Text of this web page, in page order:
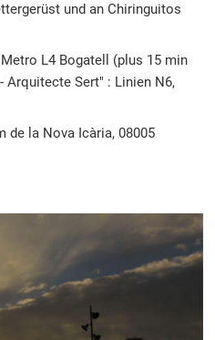
und an Chiringuitos
L4 Bogatell (plus 15 min
Arquitecte Sert" : Linien N6,
de la Nova Icària, 08005